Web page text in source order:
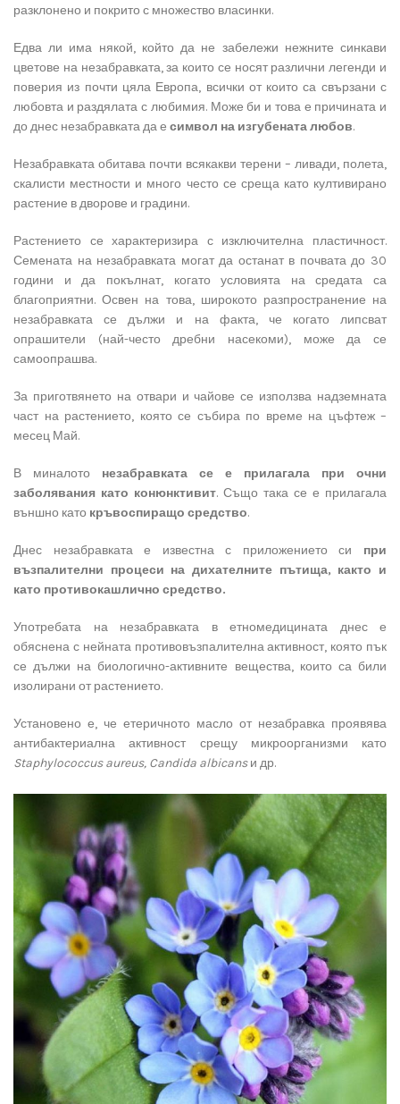
разклонено и покрито с множество власинки.
Едва ли има някой, който да не забележи нежните синкави
цветове на незабравката, за които се носят различни легенди и
поверия из почти цяла Европа, всички от които са свързани с
любовта и раздялата с любимия. Може би и това е причината и
до днес незабравката да е символ на изгубената любов.
Незабравката обитава почти всякакви терени – ливади, полета,
скалисти местности и много често се среща като култивирано
растение в дворове и градини.
Растението се характеризира с изключителна пластичност.
Семената на незабравката могат да останат в почвата до 30
години и да покълнат, когато условията на средата са
благоприятни. Освен на това, широкото разпространение на
незабравката се дължи и на факта, че когато липсват
опрашители (най-често дребни насекоми), може да се
самоопрашва.
За приготвянето на отвари и чайове се използва надземната
част на растението, която се събира по време на цъфтеж –
месец Май.
В миналото незабравката се е прилагала при очни
заболявания като конюнктивит. Също така се е прилагала
външно като кръвоспиращо средство.
Днес незабравката е известна с приложението си при
възпалителни процеси на дихателните пътища, както и
като противокашлично средство.
Употребата на незабравката в етномедицината днес е
обяснена с нейната противовъзпалителна активност, която пък
се дължи на биологично-активните вещества, които са били
изолирани от растението.
Установено е, че етеричното масло от незабравка проявява
антибактериална активност срещу микроорганизми като
Staphylococcus aureus, Candida albicansи др.